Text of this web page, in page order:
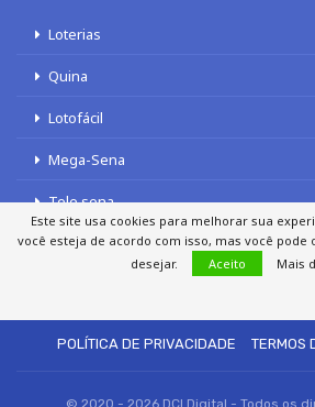
Loterias
Quina
Lotofácil
Mega-Sena
Tele sena
POLÍTICA DE PRIVACIDADE
TERMOS
Este site usa cookies para melhorar sua
você esteja de acordo com isso, mas você pode
desejar.
Aceito Mais